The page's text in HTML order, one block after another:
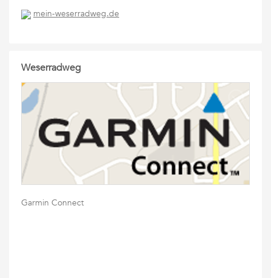
mein-weserradweg.de
Weserradweg
Garmin Connect